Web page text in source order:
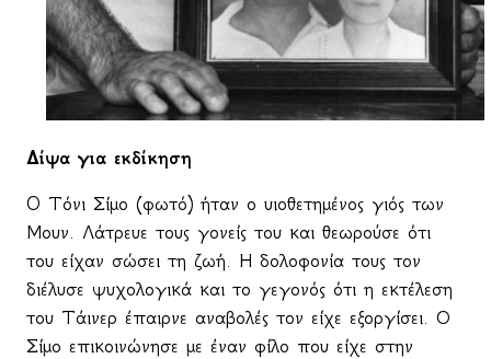
Δίψα για εκδίκηση
O Τόνι Σίμο (φωτό) ήταν ο υιοθετημένος γιός των
Μουν. Λάτρευε τους γονείς του και θεωρούσε ότι
του είχαν σώσει τη ζωή. Η δολοφονία τους τον
διέλυσε ψυχολογικά και το γεγονός ότι η εκτέλεση
του Τάινερ έπαιρνε αναβολές τον είχε εξοργίσει. Ο
Σίμο επικοινώνησε με έναν φίλο που είχε στην